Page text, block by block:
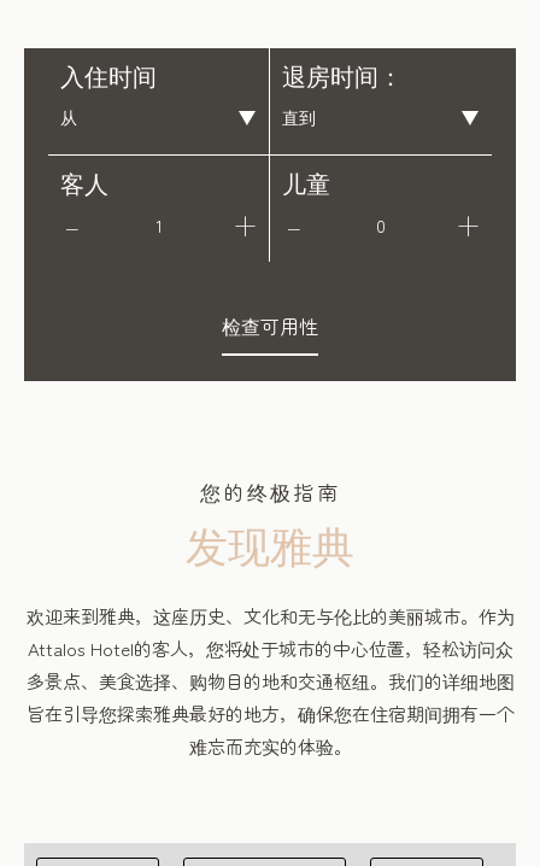
入住时间 退房时间：
客人
1
儿童
0
检查可用性
您的终极指南
发现雅典
欢迎来到雅典，这座历史、文化和无与伦比的美丽城市。作为
Attalos Hotel的客人，您将处于城市的中心位置，轻松访问众
多景点、美食选择、购物目的地和交通枢纽。我们的详细地图
旨在引导您探索雅典最好的地方，确保您在住宿期间拥有一个
难忘而充实的体验。